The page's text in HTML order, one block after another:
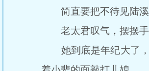
简直要把不待见陆溪
老太君叹气，摆摆手
她到底是年纪大了，